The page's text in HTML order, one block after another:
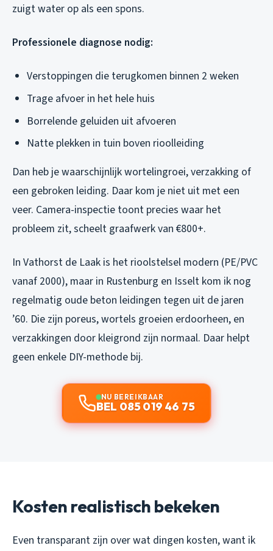
zuigt water op als een spons.
Professionele diagnose nodig:
Verstoppingen die terugkomen binnen 2 weken
Trage afvoer in het hele huis
Borrelende geluiden uit afvoeren
Natte plekken in tuin boven rioolleiding
Dan heb je waarschijnlijk wortelingroei, verzakking of
een gebroken leiding. Daar kom je niet uit met een
veer. Camera-inspectie toont precies waar het
probleem zit, scheelt graafwerk van €800+.
In Vathorst de Laak is het rioolstelsel modern (PE/PVC
vanaf 2000), maar in Rustenburg en Isselt kom ik nog
regelmatig oude beton leidingen tegen uit de jaren
’60. Die zijn poreus, wortels groeien erdoorheen, en
verzakkingen door kleigrond zijn normaal. Daar helpt
geen enkele DIY-methode bij.
NU BEREIKBAAR
BEL 085 019 46 75
Kosten realistisch bekeken
Even transparant zijn over wat dingen kosten, want ik